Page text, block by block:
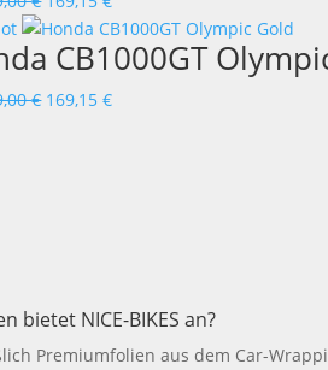
CB1000GT
€ 169,15€
bietet NICE-BIKES an?
Premiumfolien aus dem Car-